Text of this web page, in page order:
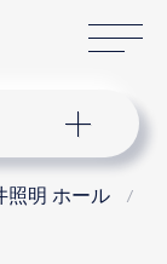
照明 ホール